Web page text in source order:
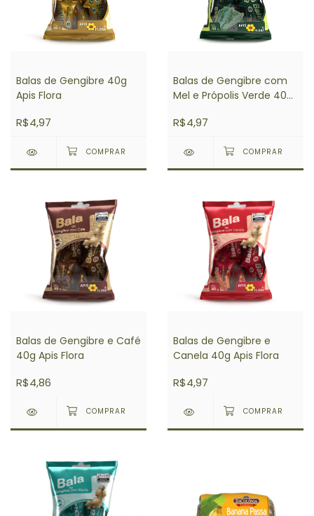
Balas de Gengibre 40g
Apis Flora
R$4,97
Balas de Gengibre com
Mel e Própolis Verde 40g
R$4,97
Balas de Gengibre e Café
40g Apis Flora
R$4,86
Balas de Gengibre e
Canela 40g Apis Flora
R$4,97